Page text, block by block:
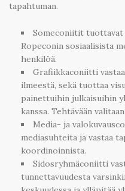
tapahtuman.
Someconiitit tuottavat
Ropeconin sosiaalisista
henkilöä.
Grafiikkaconiitti
ilmeestä, sekä tuottaa
painettuihin julkaisuihin
kanssa. Tehtävään
Media- ja
mediasuhteita ja vastaa
koordinoinnista.
Sidosryhmäconiitti
tunnettavuudesta